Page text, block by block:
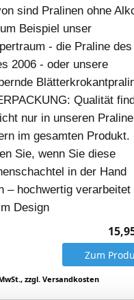
sind Pralinen ohne
Beispiel unser
- die Praline des
2006 - oder unsere
Qualität
nur in unseren
im gesamten Produkt.
Sie, wenn Sie diese
in der Hand
– hochwertig verarbeitet
Design
Zum
zzgl. Versandkosten